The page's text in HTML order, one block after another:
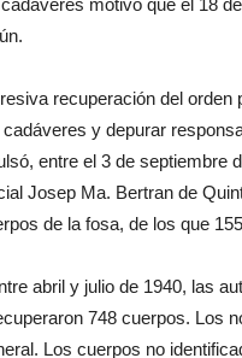
motivó que el 18
recuperación del
y depurar
entre el 3 de septiembre
Josep Ma. Bertran de
de la fosa, de los que
abril y julio de 1940, las
748 cuerpos. Los
Los cuerpos no